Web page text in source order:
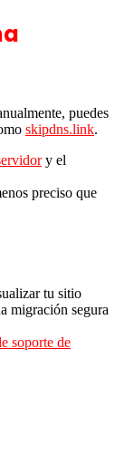
puedes
skipdns.link.
y el
preciso que
tu sitio
migración segura
soporte de